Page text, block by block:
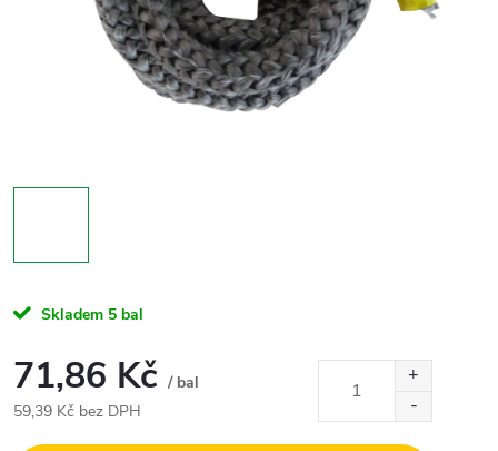
Skladem 5 bal
71,86 Kč / bal
59,39 Kč bez DPH